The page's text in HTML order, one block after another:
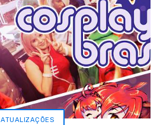
ATUALIZAÇÕES